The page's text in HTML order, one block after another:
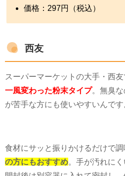
価格： 297円（税込）
西友
スーパーマーケットの大手・西友
一風変わった粉末タイプ。無臭な
が苦手な方にも使いやすいんです
食材にサッと振りかけるだけで調
の方にもおすすめ 。手が汚れに